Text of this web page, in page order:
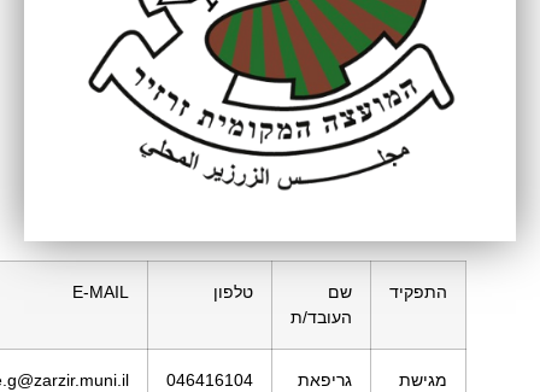
שם
טלפון E-MAIL
גריפאת
046416104
madeleine.g@zarzir.muni.il